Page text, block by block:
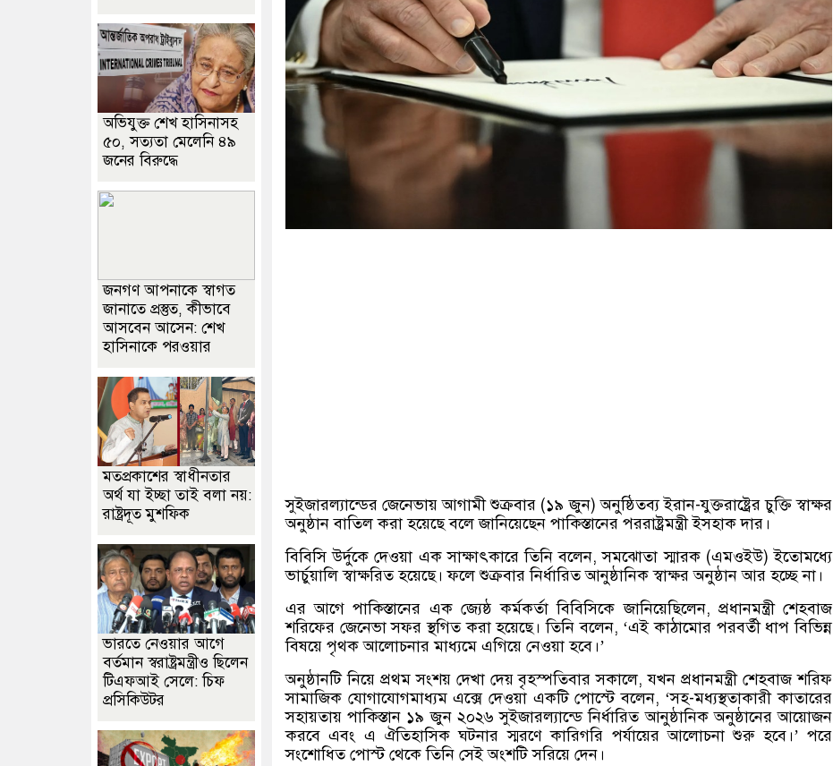
সুইজারল্যান্ডের জেনেভায় আগামী শুক্রবার (১৯ জুন) অনুষ্ঠিতব্য ইরান-যুক্তরাষ্ট্রের চুক্তি স্বাক্ষর
অনুষ্ঠান বাতিল করা হয়েছে বলে জানিয়েছেন পাকিস্তানের পররাষ্ট্রমন্ত্রী ইসহাক দার।
বিবিসি উর্দুকে দেওয়া এক সাক্ষাৎকারে তিনি বলেন, সমঝোতা স্মারক (এমওইউ) ইতোমধ্যে
ভার্চুয়ালি স্বাক্ষরিত হয়েছে। ফলে শুক্রবার নির্ধারিত আনুষ্ঠানিক স্বাক্ষর অনুষ্ঠান আর হচ্ছে না।
এর আগে পাকিস্তানের এক জ্যেষ্ঠ কর্মকর্তা বিবিসিকে জানিয়েছিলেন, প্রধানমন্ত্রী শেহবাজ
শরিফের জেনেভা সফর স্থগিত করা হয়েছে। তিনি বলেন, ‘এই কাঠামোর পরবর্তী ধাপ বিভিন্ন
বিষয়ে পৃথক আলোচনার মাধ্যমে এগিয়ে নেওয়া হবে।’
অনুষ্ঠানটি নিয়ে প্রথম সংশয় দেখা দেয় বৃহস্পতিবার সকালে, যখন প্রধানমন্ত্রী শেহবাজ শরিফ
সামাজিক যোগাযোগমাধ্যম এক্সে দেওয়া একটি পোস্টে বলেন, ‘সহ-মধ্যস্থতাকারী কাতারের
সহায়তায় পাকিস্তান ১৯ জুন ২০২৬ সুইজারল্যান্ডে নির্ধারিত আনুষ্ঠানিক অনুষ্ঠানের আয়োজন
করবে এবং এ ঐতিহাসিক ঘটনার স্মরণে কারিগরি পর্যায়ের আলোচনা শুরু হবে।’ পরে
সংশোধিত পোস্ট থেকে তিনি সেই অংশটি সরিয়ে দেন।
অভিযুক্ত শেখ হাসিনাসহ
৫০, সত্যতা মেলেনি ৪৯
জনের বিরুদ্ধে
জনগণ আপনাকে স্বাগত
জানাতে প্রস্তুত, কীভাবে
আসবেন আসেন: শেখ
হাসিনাকে পরওয়ার
মতপ্রকাশের স্বাধীনতার
অর্থ যা ইচ্ছা তাই বলা নয়:
রাষ্ট্রদূত মুশফিক
ভারতে নেওয়ার আগে
বর্তমান স্বরাষ্ট্রমন্ত্রীও ছিলেন
টিএফআই সেলে: চিফ
প্রসিকিউটর